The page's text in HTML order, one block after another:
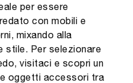
per essere
con mobili e
mixando alla
stile. Per selezionare
visitaci e scopri un
oggetti accessori tra